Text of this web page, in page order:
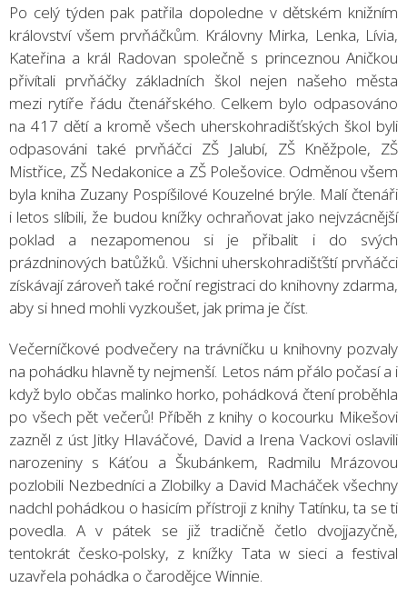
Po celý týden pak patřila dopoledne v dětském knižním
království všem prvňáčkům. Královny Mirka, Lenka, Lívia,
Kateřina a král Radovan společně s princeznou Aničkou
přivítali prvňáčky základních škol nejen našeho města
mezi rytíře řádu čtenářského. Celkem bylo odpasováno
na 417 dětí a kromě všech uherskohradišťských škol byli
odpasováni také prvňáčci ZŠ Jalubí, ZŠ Kněžpole, ZŠ
Mistřice, ZŠ Nedakonice a ZŠ Polešovice. Odměnou všem
byla kniha Zuzany Pospíšilové Kouzelné brýle. Malí čtenáři
i letos slíbili, že budou knížky ochraňovat jako nejvzácnější
poklad a nezapomenou si je přibalit i do svých
prázdninových batůžků. Všichni uherskohradišťští prvňáčci
získávají zároveň také roční registraci do knihovny zdarma,
aby si hned mohli vyzkoušet, jak prima je číst.
Večerníčkové podvečery na trávníčku u knihovny pozvaly
na pohádku hlavně ty nejmenší. Letos nám přálo počasí a i
když bylo občas malinko horko, pohádková čtení proběhla
po všech pět večerů! Příběh z knihy o kocourku Mikešovi
zazněl z úst Jitky Hlaváčové, David a Irena Vackovi oslavili
narozeniny s Káťou a Škubánkem, Radmilu Mrázovou
pozlobili Nezbedníci a Zlobilky a David Macháček všechny
nadchl pohádkou o hasicím přístroji z knihy Tatínku, ta se ti
povedla. A v pátek se již tradičně četlo dvojjazyčně,
tentokrát česko-polsky, z knížky Tata w sieci a festival
uzavřela pohádka o čarodějce Winnie.